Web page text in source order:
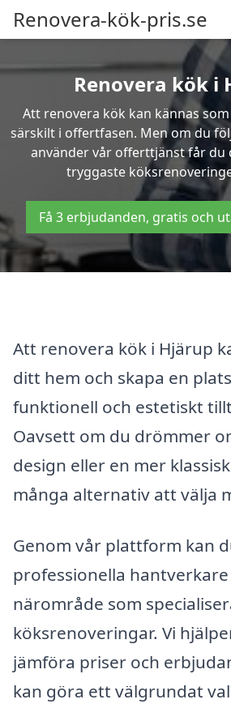
Renovera-kök-pris.se
Renovera kök i
Att renovera kök kan kännas
särskilt i offertfasen. Men om du
använder vår offerttjänst får du
tryggaste
Få 3 erbjudanden, gratis och
Att renovera kök i Hjärup
ditt hem och skapa en
funktionell och estetiskt
Oavsett om du drömmer
design eller en mer
många alternativ att välja
Genom vår plattform kan
professionella
närområde som
köksrenoveringar. Vi
jämföra priser och
kan göra ett välgrundat